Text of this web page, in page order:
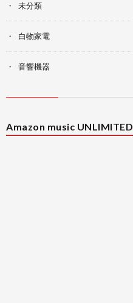
未分類
白物家電
音響機器
Amazon music UNLIMITED